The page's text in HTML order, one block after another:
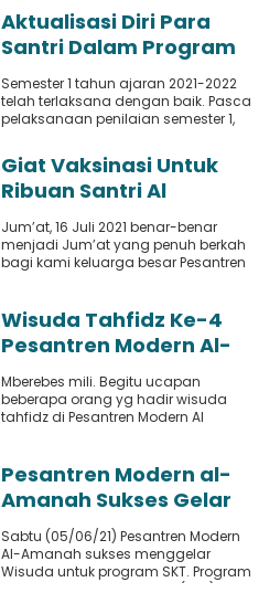
rangka memperingati Hari..
Aktualisasi Diri Para
Santri Dalam Program
Pengabdian
Semester 1 tahun ajaran 2021-2022
telah terlaksana dengan baik. Pasca
pelaksanaan penilaian semester 1,
semester 1...
Giat Vaksinasi Untuk
Ribuan Santri Al
Amanah Didatangi
Gubernur Jawa Timur
Jum’at, 16 Juli 2021 benar-benar
menjadi Jum’at yang penuh berkah
bagi kami keluarga besar Pesantren
Wisuda Tahfidz Ke-4
Pesantren Modern Al-
Amanah Junwangi
Mberebes mili. Begitu ucapan
beberapa orang yg hadir wisuda
tahfidz di Pesantren Modern Al
Pesantren Modern al-
Amanah Sukses Gelar
Wisuda Perdana
Sanggar Kutubu at
Turots
Sabtu (05/06/21) Pesantren Modern
Al-Amanah sukses menggelar
Wisuda untuk program SKT. Program
Sanggar Kutubu at Turots (SKT)